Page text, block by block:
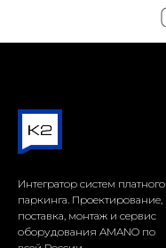
Интегратор систем платного
паркинга. Проектирование,
поставка, монтаж и сервис
оборудования AMANO по